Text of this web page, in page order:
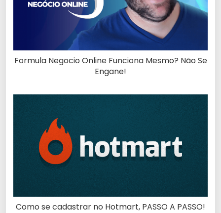
Formula Negocio Online Funciona Mesmo? Não Se
Engane!
Como se cadastrar no Hotmart, PASSO A PASSO!